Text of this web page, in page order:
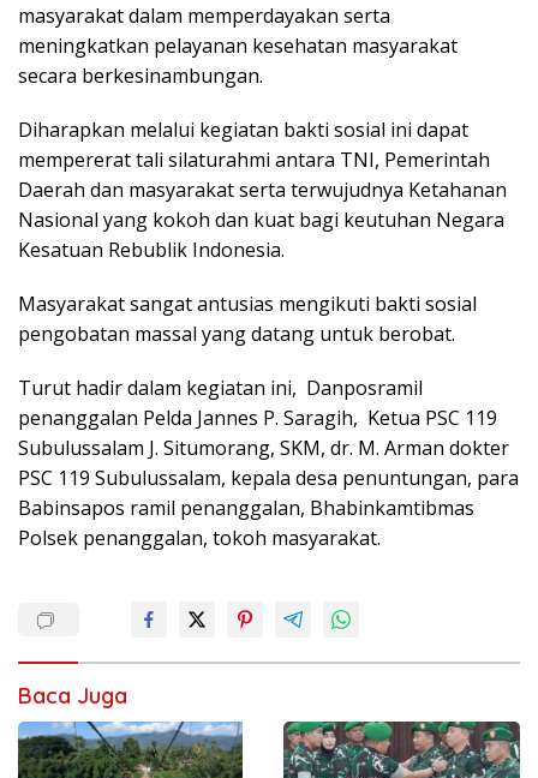
masyarakat dalam memperdayakan serta
meningkatkan pelayanan kesehatan masyarakat
secara berkesinambungan.
Diharapkan melalui kegiatan bakti sosial ini dapat
mempererat tali silaturahmi antara TNI, Pemerintah
Daerah dan masyarakat serta terwujudnya Ketahanan
Nasional yang kokoh dan kuat bagi keutuhan Negara
Kesatuan Rebublik Indonesia.
Masyarakat sangat antusias mengikuti bakti sosial
pengobatan massal yang datang untuk berobat.
Turut hadir dalam kegiatan ini, Danposramil
penanggalan Pelda Jannes P. Saragih, Ketua PSC 119
Subulussalam J. Situmorang, SKM, dr. M. Arman dokter
PSC 119 Subulussalam, kepala desa penuntungan, para
Babinsapos ramil penanggalan, Bhabinkamtibmas
Polsek penanggalan, tokoh masyarakat.
Baca Juga